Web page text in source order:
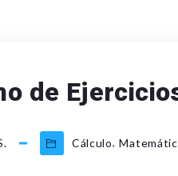
de
Cálculo,